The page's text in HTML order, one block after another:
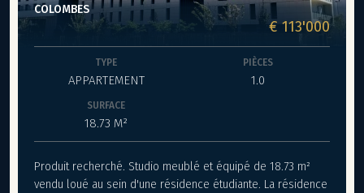
COLOMBES
€ 113'000
TYPE
APPARTEMENT
PIÈCES
1.0
SURFACE
18.73 M²
Produit recherché. Studio meublé et équipé de 18.73 m²
vendu loué au sein d'une résidence étudiante. La résidence